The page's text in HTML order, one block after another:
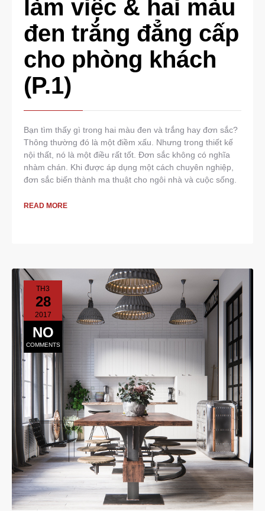
làm việc & hai màu
đen trắng đẳng cấp
cho phòng khách
(P.1)
Bạn tìm thấy gì trong hai màu đen và trắng hay đơn sắc?
Thông thường đó là một điềm xấu. Nhưng trong thiết kế
nội thất, nó là một điều rất tốt. Đơn sắc không có nghĩa
nhàm chán. Khi được áp dụng một cách chuyên nghiệp,
đơn sắc biến thành ma thuật cho ngôi nhà và cuộc sống.
READ MORE
TH3
28
2017
NO
COMMENTS